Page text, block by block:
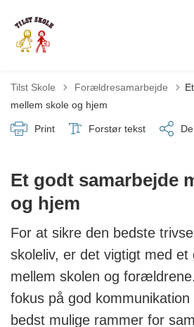
Tilst Skole Tilbage til
Forældresamarbejde
mellem skole og hjem
Print Forstør tekst
Et godt samarbejde
og hjem
For at sikre den bedste
skoleliv, er det vigtigt med et
mellem skolen og
fokus på god
bedst mulige rammer for